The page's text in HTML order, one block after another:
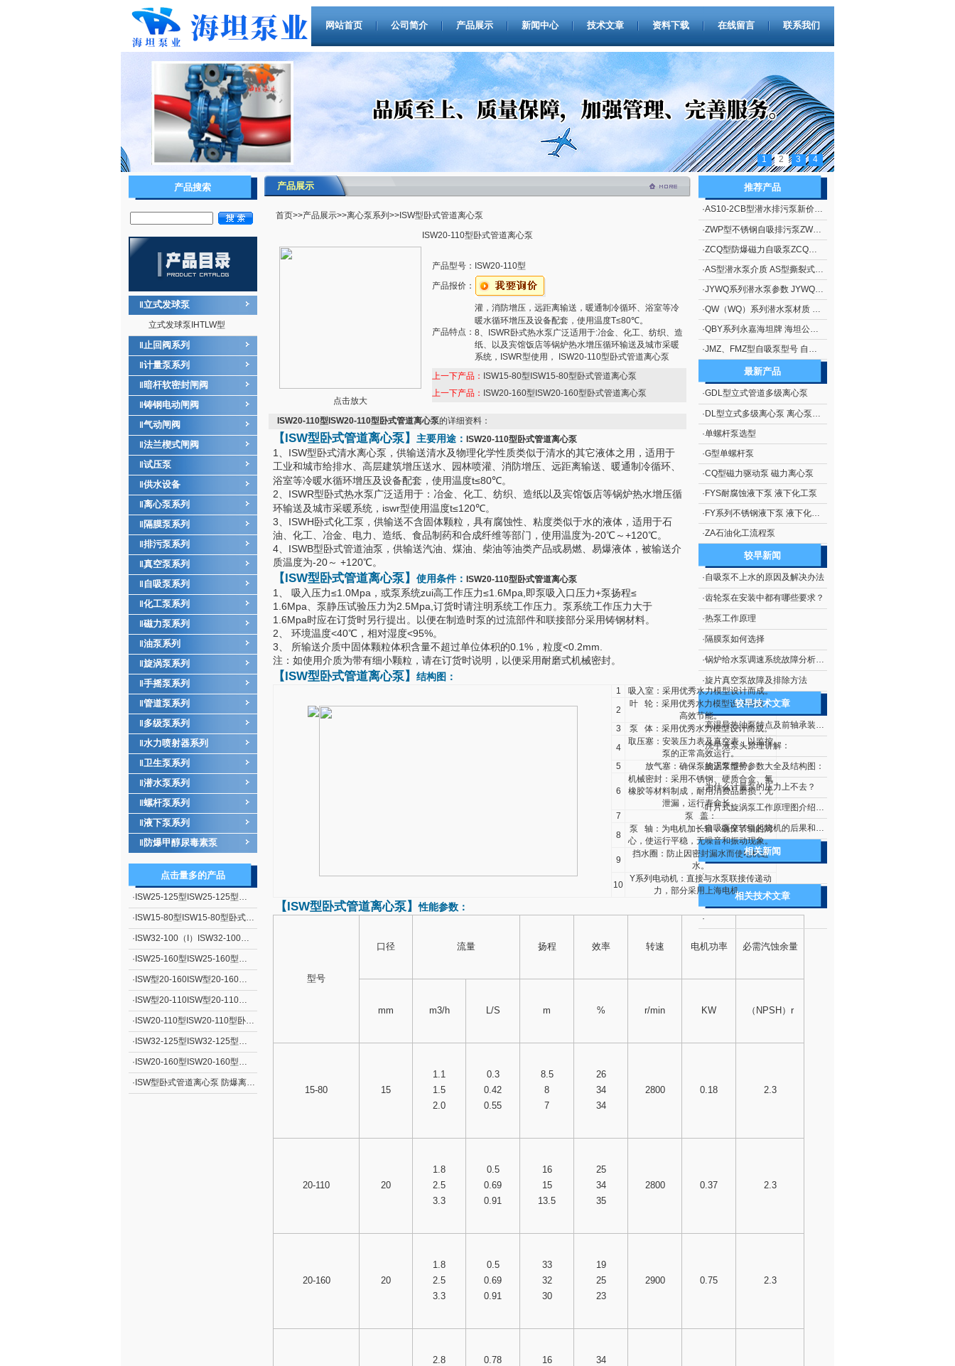
网站首页 公司简介 产品展示 新闻中心 技术文章 资料下载 在线留言 联系我们
1 2 3 4
产品搜索
立式发球泵
立式发球泵IHTLW型
止回阀系列
计量泵系列
暗杆软密封闸阀
铸钢电动闸阀
气动闸阀
法兰楔式闸阀
试压泵
供水设备
离心泵系列
隔膜泵系列
排污泵系列
真空泵系列
自吸泵系列
化工泵系列
磁力泵系列
油泵系列
旋涡泵系列
手摇泵系列
管道泵系列
多级泵系列
水力喷射器系列
卫生泵系列
潜水泵系列
螺杆泵系列
液下泵系列
防爆甲醇尿毒素泵
点击量多的产品
· ISW25-125型ISW25-125型卧式管道离心泵
· ISW15-80型ISW15-80型卧式管道离心泵
· ISW32-100（I）ISW32-100（I）卧式管道离心泵
· ISW25-160型ISW25-160型卧式管道离心泵 卫生级离心泵
· ISW型20-160ISW型20-160卧式管道离心泵
· ISW型20-110ISW型20-110卧式管道离心泵
· ISW20-110型ISW20-110型卧式管道离心泵
· ISW32-125型ISW32-125型卧式管道离心泵
· ISW20-160型ISW20-160型卧式管道离心泵
· ISW型卧式管道离心泵 防爆离心泵
产品展示
首页>>产品展示>>离心泵系列 >>ISW型卧式管道离心泵
ISW20-110型卧式管道离心泵
点击放大
产品型号： ISW20-110型
产品报价：
产品特点：
灌，消防增压，远距离输送，暖通制冷循环、浴室等冷
暖水循环增压及设备配套，使用温度T≤80℃。
8、ISWR卧式热水泵广泛适用于:冶金、化工、纺织、造
纸、以及宾馆饭店等锅炉热水增压循环输送及城市采暖
系统，ISWR型使用， ISW20-110型卧式管道离心泵
上一下产品： ISW15-80型ISW15-80型卧式管道离心泵
上一下产品： ISW20-160型ISW20-160型卧式管道离心泵
ISW20-110型ISW20-110型卧式管道离心泵的详细资料：
【ISW型 卧式管道离心泵】 主要用途： ISW20-110型卧式管道离心泵
1、ISW型卧式清水离心泵，供输送清水及物理化学性质类似于清水的其它液体之用，适用于
工业和城市给排水、高层建筑增压送水、园林喷灌、消防增压、远距离输送、暖通制冷循环、
浴室等冷暖水循环增压及设备配套，使用温度t≤80℃。
2、ISWR型卧式热水泵广泛适用于：冶金、化工、纺织、造纸以及宾馆饭店等锅炉热水增压循
环输送及城市采暖系统，iswr型使用温度t≤120℃。
3、ISWH卧式化工泵，供输送不含固体颗粒，具有腐蚀性、粘度类似于水的液体，适用于石
油、化工、冶金、电力、造纸、食品制药和合成纤维等部门，使用温度为-20℃～+120℃。
4、ISWB型卧式管道油泵，供输送汽油、煤油、柴油等油类产品或易燃、易爆液体，被输送介
质温度为-20～ +120℃。
【ISW型 卧式管道离心泵】 使用条件： ISW20-110型卧式管道离心泵
1、 吸入压力≤1.0Mpa，或泵系统zui高工作压力≤1.6Mpa,即泵吸入口压力+泵扬程≤
1.6Mpa、泵静压试验压力为2.5Mpa,订货时请注明系统工作压力。泵系统工作压力大于
1.6Mpa时应在订货时另行提出。以便在制造时泵的过流部件和联接部分采用铸钢材料。
2、 环境温度<40℃，相对湿度<95%。
3、 所输送介质中固体颗粒体积含量不超过单位体积的0.1%，粒度<0.2mm.
注：如使用介质为带有细小颗粒，请在订货时说明，以便采用耐磨式机械密封。
【ISW型 卧式管道离心泵】 结构图：
1
吸入室：采用优秀水力模型设计而成。
2
叶
轮：采用优秀水力模型设计而成，
高效节能。
3
泵
体：采用优秀水力模型设计而成。
4
取压塞：安装压力表及真空表，以监控
泵的正常高效运行。
5
放气塞：确保泵的正常维护。
6
机械密封：采用不锈钢、硬质合金、氟
橡胶等材料制成，耐用消费品磨损，无
泄漏，运行寿命长。
7
泵
盖：
8
泵
轴：为电机加长轴，确保了轴的同
心，使运行平稳，无噪音和振动现象。
9
挡水圈：防止因密封漏水而使电机进
水。
10
Y系列电动机：直接与水泵联接传递动
力，部分采用上海电机。
【ISW型 卧式管道离心泵】性能参数：
型号
口径 流量 扬程 效率 转速 电机功率 必需汽蚀余量
mm m3/h L/S m % r/min KW （NPSH）r
15-80 15
1.1
1.5
2.0
0.3
0.42
0.55
8.5
8
7
26
34
34
2800 0.18 2.3
20-110 20
1.8
2.5
3.3
0.5
0.69
0.91
16
15
13.5
25
34
35
2800 0.37 2.3
20-160 20
1.8
2.5
3.3
0.5
0.69
0.91
33
32
30
19
25
23
2900 0.75 2.3
2.8
0.78
16
34
推荐产品
·AS10-2CB型潜水排污泵新价格 撕裂式潜水排污泵AS型 立式排污泵
·ZWP型不锈钢自吸排污泵ZWP型（自吸污水泵）
·ZCQ型防爆磁力自吸泵ZCQ型自吸泵
·AS型潜水泵介质 AS型撕裂式潜水泵
·JYWQ系列潜水泵参数 JYWQ系列自动搅匀潜水泵
·QW（WQ）系列潜水泵材质 QW（WQ）系列无堵塞潜水排污泵
·QBY系列永嘉海坦牌 海坦公司生产 隔膜泵系列 QBY系列铝合金气动隔膜泵
·JMZ、FMZ型自吸泵型号 自吸泵概述 JMZ、FMZ型不锈钢移动式自吸泵
最新产品
·GDL型立式管道多级离心泵
· DL型立式多级离心泵 离心泵生产
·单螺杆泵选型
·G型单螺杆泵
·CQ型磁力驱动泵 磁力离心泵
· FYS耐腐蚀液下泵 液下化工泵
· FY系列不锈钢液下泵 液下化工泵
·ZA石油化工流程泵
较早新闻
·自吸泵不上水的原因及解决办法
·齿轮泵在安装中都有哪些要求？
·热泵工作原理
·隔膜泵如何选择
·锅炉给水泵调速系统故障分析及处理技术
·旋片真空泵故障及排除方法
较早技术文章
·高温导热油泵特点及前轴承装配示意图：
·洗手液泵头原理讲解：
·旋涡泵型号参数大全及结构图：
·为什么计量泵的压力上不去？
·叶片式旋涡泵工作原理图介绍及如何使用：
·自吸泵空转引起烧机的后果和如何防止自吸泵空转：
相关新闻
·
相关技术文章
·